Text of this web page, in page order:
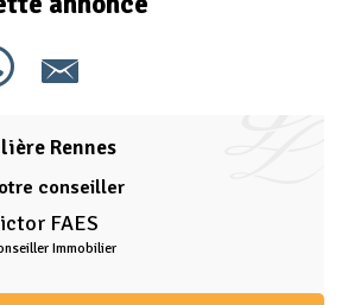
Rennes
conseiller
FAES
Immobilier